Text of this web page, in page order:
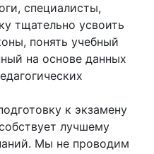
специалисты,
тщательно усвоить
понять учебный
на основе данных
к экзамену
лучшему
Мы не проводим